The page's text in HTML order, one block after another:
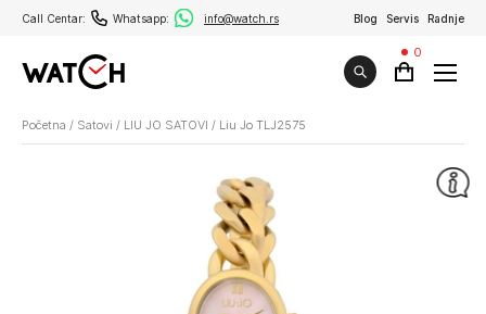
Call Centar: Whatsapp: info@watch.rs Blog Servis Radnje
0
Početna / Satovi / LIU JO SATOVI / Liu Jo TLJ2575